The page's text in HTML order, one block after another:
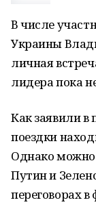
В числе
Украины
личная
лидера пока
Как заявили
поездки
Однако можно
Путин и
переговорах в